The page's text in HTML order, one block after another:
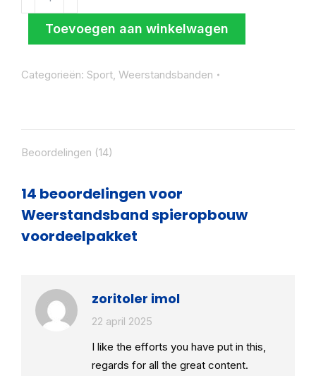
voordeelpakket
aantal
Toevoegen aan winkelwagen
Categorieën: Sport, Weerstandsbanden
Beoordelingen (14)
14 beoordelingen voor
Weerstandsband spieropbouw
voordeelpakket
zoritoler imol
22 april 2025
I like the efforts you have put in this,
regards for all the great content.